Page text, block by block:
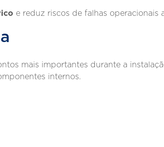
e reduz riscos de falhas operacionais
mais importantes durante a
internos.